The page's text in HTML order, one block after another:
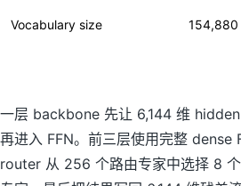
Vocabulary size 154,880
一层 backbone 先让 6,144 维 hidden
再进入 FFN。前三层使用完整 dense
router 从 256 个路由专家中选择 8